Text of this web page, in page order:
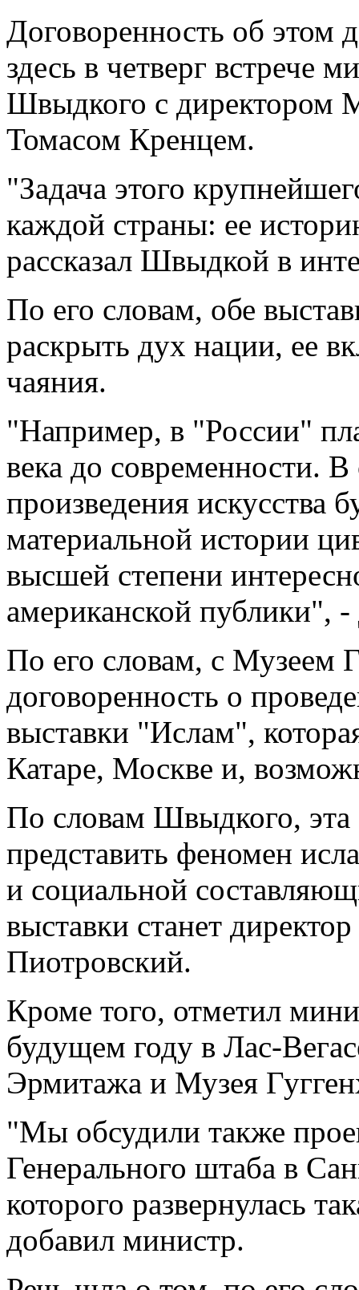
Договоренность об этом
здесь в четверг встрече
Швыдкого с директором
Томасом Кренцем.
"Задача этого
каждой страны: ее
рассказал Швыдкой в
По его словам, обе
раскрыть дух нации, ее
чаяния.
"Например, в "России"
века до современности.
произведения искусства
материальной истории
высшей степени
американской публики",
По его словам, с Музеем
договоренность о
выставки "Ислам",
Катаре, Москве и,
По словам Швыдкого, эта
представить феномен
и социальной
выставки станет
Пиотровский.
Кроме того, отметил
будущем году в Лас-
Эрмитажа и Музея
"Мы обсудили также
Генерального штаба в
которого развернулась
добавил министр.